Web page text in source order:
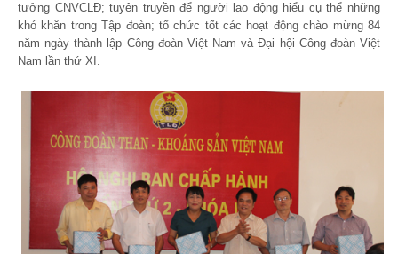
tưởng CNVCLĐ; tuyên truyền để người lao động hiểu cụ thể những
khó khăn trong Tập đoàn; tổ chức tốt các hoạt động chào mừng 84
năm ngày thành lập Công đoàn Việt Nam và Đại hội Công đoàn Việt
Nam lần thứ XI.